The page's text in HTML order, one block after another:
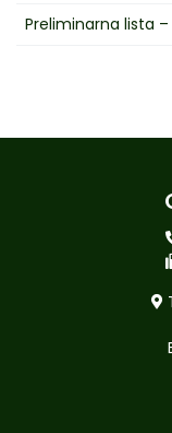
Preliminarna lista